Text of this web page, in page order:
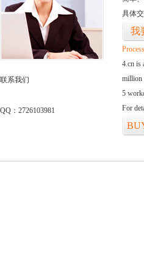
联系我们
QQ：2726103981
具体
我
4.cn is
million
5
For